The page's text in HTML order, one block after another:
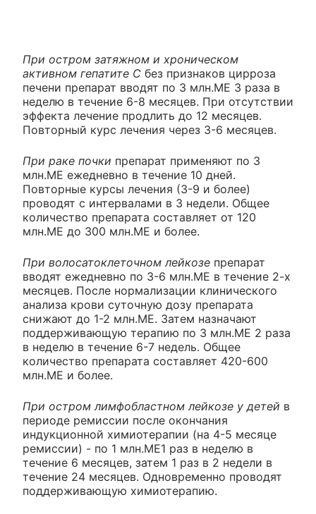
При остром затяжном и хроническом
активном гепатите С без признаков цирроза
печени препарат вводят по 3 млн.ME 3 раза в
неделю в течение 6-8 месяцев. При отсутствии
эффекта лечение продлить до 12 месяцев.
Повторный курс лечения через 3-6 месяцев.
При раке почки препарат применяют по 3
млн.ME ежедневно в течение 10 дней.
Повторные курсы лечения (3-9 и более)
проводят с интервалами в 3 недели. Общее
количество препарата составляет от 120
млн.ME до 300 млн.ME и более.
При волосатоклеточном лейкозе препарат
вводят ежедневно по 3-6 млн.ME в течение 2-х
месяцев. После нормализации клинического
анализа крови суточную дозу препарата
снижают до 1-2 млн.ME. Затем назначают
поддерживающую терапию по 3 млн.ME 2 раза
в неделю в течение 6-7 недель. Общее
количество препарата составляет 420-600
млн.ME и более.
При остром лимфобластном лейкозе у детей в
периоде ремиссии после окончания
индукционной химиотерапии (на 4-5 месяце
ремиссии) - по 1 млн.ME1 раз в неделю в
течение 6 месяцев, затем 1 раз в 2 недели в
течение 24 месяцев. Одновременно проводят
поддерживающую химиотерапию.